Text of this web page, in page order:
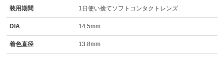
装用期間 1日使い捨てソフトコンタクトレンズ
DIA 14.5mm
着色直径 13.8mm